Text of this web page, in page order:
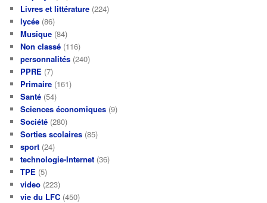
Livres et littérature (224)
lycée (86)
Musique (84)
Non classé (116)
personnalités (240)
PPRE (7)
Primaire (161)
Santé (54)
Sciences économiques (9)
Société (280)
Sorties scolaires (85)
sport (24)
technologie-Internet (36)
TPE (5)
video (223)
vie du LFC (450)